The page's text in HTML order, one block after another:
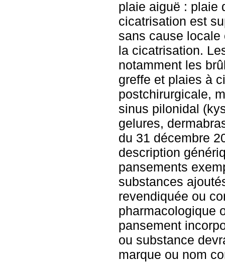
plaie aiguë : plaie
cicatrisation est
sans cause locale
la cicatrisation.
notamment les
greffe et plaies à
postchirurgicale,
sinus pilonidal
gelures,
du 31 décembre
description
pansements
substances
revendiquée ou
pharmacologique
pansement
ou substance
marque ou nom